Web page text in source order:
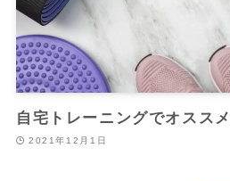
自宅トレーニングでオスス
2021年12月1日